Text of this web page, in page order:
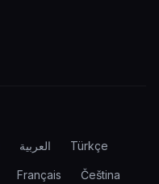
العربية Türkçe
Français Čeština